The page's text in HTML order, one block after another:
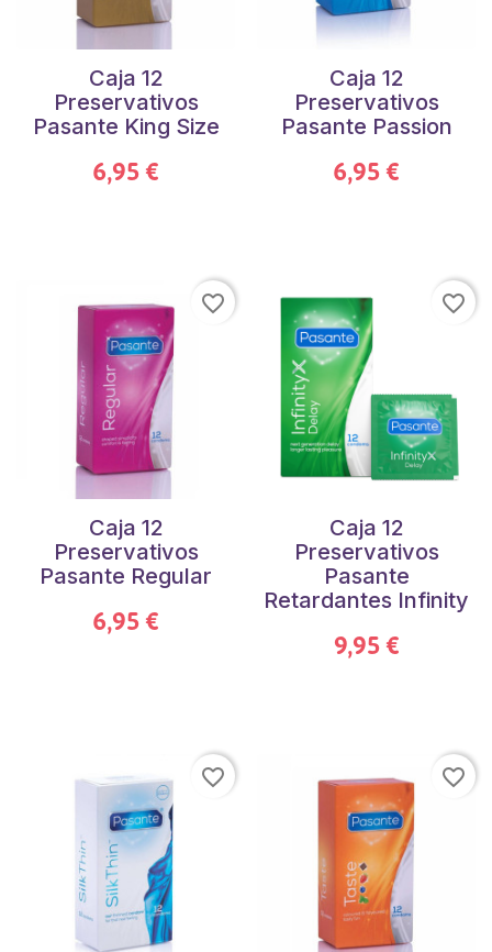
Caja 12
Preservativos
Pasante King Size
6,95 €
Caja 12
Preservativos
Pasante Passion
6,95 €
Caja 12
Preservativos
Pasante Regular
6,95 €
favorite_border
Caja 12
Preservativos
Pasante
Retardantes Infinity
9,95 €
favorite_border
favorite_border favorite_border